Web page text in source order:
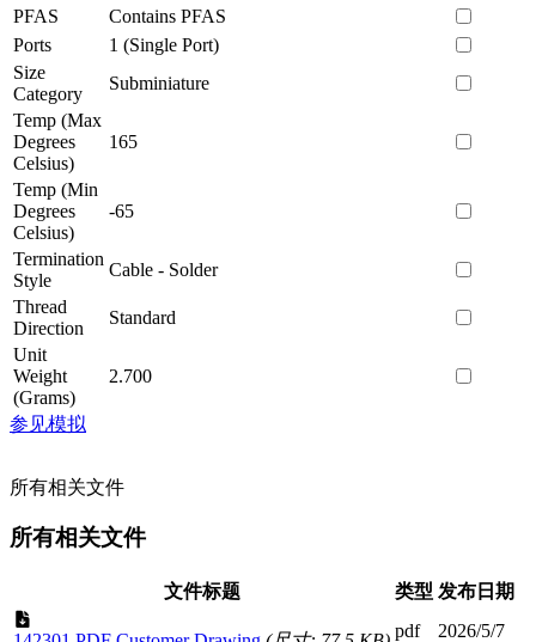
PFAS
Contains PFAS
Ports
1 (Single Port)
Size
Category
Subminiature
Temp (Max
Degrees
Celsius)
165
Temp (Min
Degrees
Celsius)
-65
Termination
Style
Cable - Solder
Thread
Direction
Standard
Unit
Weight
(Grams)
2.700
参见模拟
所有相关文件
所有相关文件
文件标题 类型 发布日期
pdf 2026/5/7